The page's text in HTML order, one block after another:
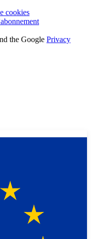
cookies
the Google Privacy